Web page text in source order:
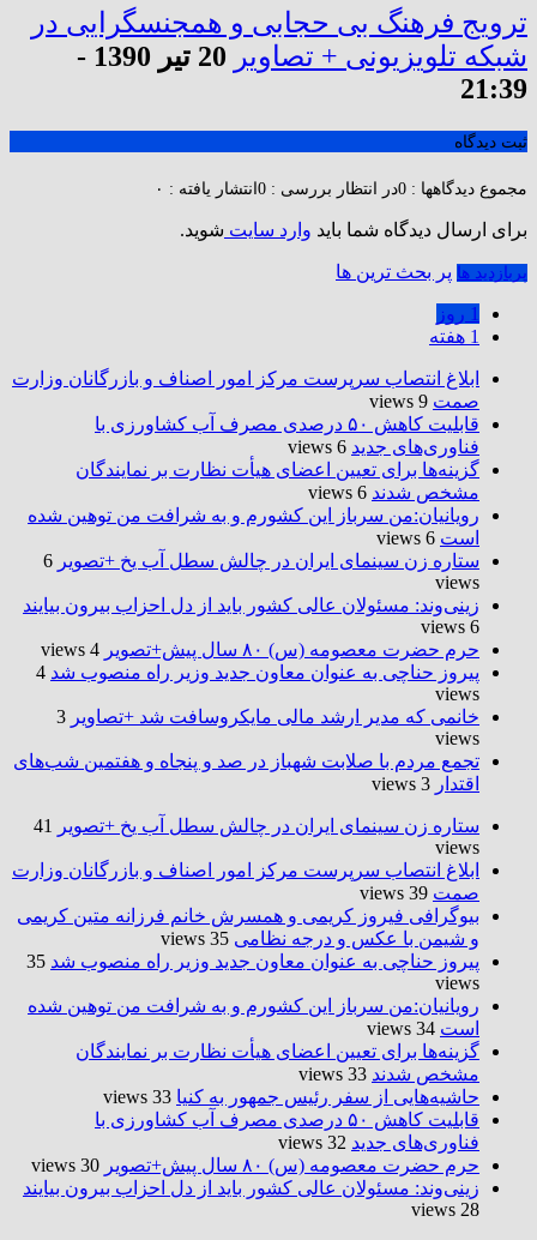
ترویج‌ فرهنگ بی حجابی و همجنسگرایی در
شبکه تلویزیونی + تصاویر
20 تیر 1390 -
21:39
ثبت دیدگاه
مجموع دیدگاهها : 0 در انتظار بررسی : 0 انتشار یافته : ۰
برای ارسال دیدگاه شما باید وارد سایت شوید.
پربازدید ها پر بحث ترین ها
1 روز
1 هفته
ابلاغ انتصاب سرپرست مرکز امور اصناف و بازرگانان وزارت
صمت 9 views
قابلیت کاهش ۵۰ درصدی مصرف آب کشاورزی با
فناوری‌های جدید 6 views
گزینه‌ها برای تعیین اعضای هیأت نظارت بر نمایندگان
مشخص شدند 6 views
رویانیان:من سرباز این کشورم و به شرافت من توهین شده
است 6 views
ستاره زن سینمای ایران در چالش سطل آب یخ +تصویر 6
views
زینی‌وند: مسئولان عالی کشور باید از دل احزاب بیرون بیایند
6 views
حرم حضرت‌ معصومه (س) ۸۰ سال پیش+تصویر
4 views
پیروز حناچی به عنوان معاون جدید وزیر راه منصوب شد 4
views
خانمی که مدیر ارشد مالی مایکروسافت شد +تصاویر 3
views
تجمع مردم با صلابت شهباز در صد و پنجاه و هفتمین شب‌های
اقتدار 3 views
ستاره زن سینمای ایران در چالش سطل آب یخ +تصویر
41
views
ابلاغ انتصاب سرپرست مرکز امور اصناف و بازرگانان وزارت
صمت 39 views
بیوگرافی فیروز کریمی و همسرش خانم فرزانه متین کریمی
و شیمن با عکس و درجه نظامی 35 views
پیروز حناچی به عنوان معاون جدید وزیر راه منصوب شد 35
views
رویانیان:من سرباز این کشورم و به شرافت من توهین شده
است 34 views
گزینه‌ها برای تعیین اعضای هیأت نظارت بر نمایندگان
مشخص شدند 33 views
حاشیه‌هایی از سفر رئیس جمهور به کنیا 33 views
قابلیت کاهش ۵۰ درصدی مصرف آب کشاورزی با
فناوری‌های جدید 32 views
حرم حضرت‌ معصومه (س) ۸۰ سال پیش+تصویر
30 views
زینی‌وند: مسئولان عالی کشور باید از دل احزاب بیرون بیایند
28 views